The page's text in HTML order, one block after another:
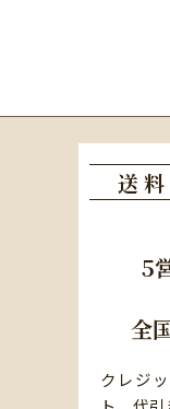
送
5
全
クレジ